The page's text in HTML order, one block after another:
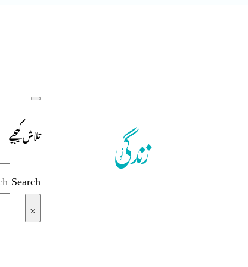
تلاش کیجیے
Search
×